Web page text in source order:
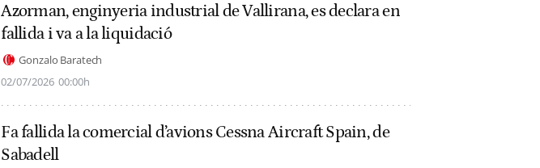
Azorman, enginyeria industrial de Vallirana, es declara en
fallida i va a la liquidació
Gonzalo Baratech
02/07/2026 00:00h
Fa fallida la comercial d’avions Cessna Aircraft Spain, de
Sabadell